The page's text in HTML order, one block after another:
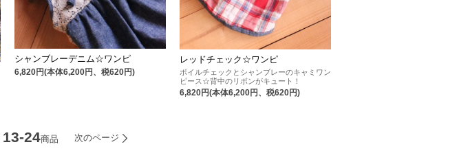
シャンブレーデニム☆ワンピ
6,820円(本体6,200円、税620円)
レッドチェック☆ワンピ
ボイルチェックとシャンブレーのキャミワン
ピース☆背中のリボンがキュート！
6,820円(本体6,200円、税620円)
13-24商品 次のページ